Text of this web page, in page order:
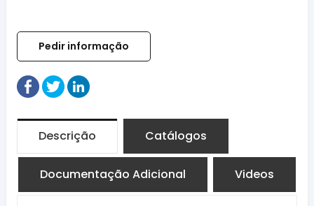
Pedir informação
Descrição Catálogos
Documentação Adicional Videos